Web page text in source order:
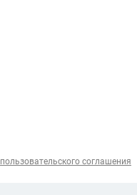
пользовательского соглашения